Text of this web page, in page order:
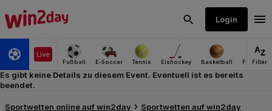
Es gibt keine Details zu diesem Event. Eventuell ist es bereits
beendet.